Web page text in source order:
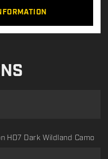
HD7 Dark Wildland Camo